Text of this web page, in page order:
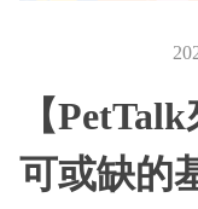
【
可或缺的